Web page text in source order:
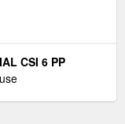
CSI 6 PP
CABLU DE